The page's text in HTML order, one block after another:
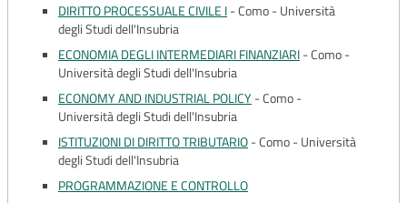
DIRITTO PROCESSUALE CIVILE I-Como - Università
degli Studi dell'Insubria
ECONOMIA DEGLI INTERMEDIARI FINANZIARI-Como -
Università degli Studi dell'Insubria
ECONOMY AND INDUSTRIAL POLICY-Como -
Università degli Studi dell'Insubria
ISTITUZIONI DI DIRITTO TRIBUTARIO-Como - Università
degli Studi dell'Insubria
PROGRAMMAZIONE E CONTROLLO